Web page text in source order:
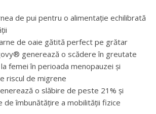
de pui pentru o alimentație echilibrată
de oaie gătită perfect pe grătar
generează o scădere în greutate
femei în perioada menopauzei și
riscul de migrene
o slăbire de peste 21% și
de îmbunătățire a mobilității fizice